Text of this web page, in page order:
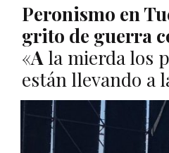
Peronismo en
grito de guerra
«A la mierda los
están llevando a